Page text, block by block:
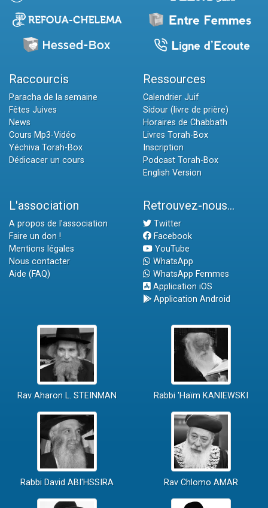
Raccourcis
Paracha de la semaine
Fêtes Juives
News
Cours Mp3-Vidéo
Yéchiva Torah-Box
Dédicacer un cours
Ressources
Calendrier Juif
Sidour (livre de prière)
Horaires de Chabbath
Livres Torah-Box
Inscription
Podcast Torah-Box
English Version
L'association
A propos de l'association
Faire un don !
Mentions légales
Nous contacter
Aide (FAQ)
Retrouvez-nous...
Twitter
Facebook
YouTube
WhatsApp
WhatsApp Femmes
Application iOS
Application Android
Rav Aharon L. STEINMAN Rabbi 'Haïm KANIEWSKI
Rabbi David ABI'HSSIRA Rav Chlomo AMAR